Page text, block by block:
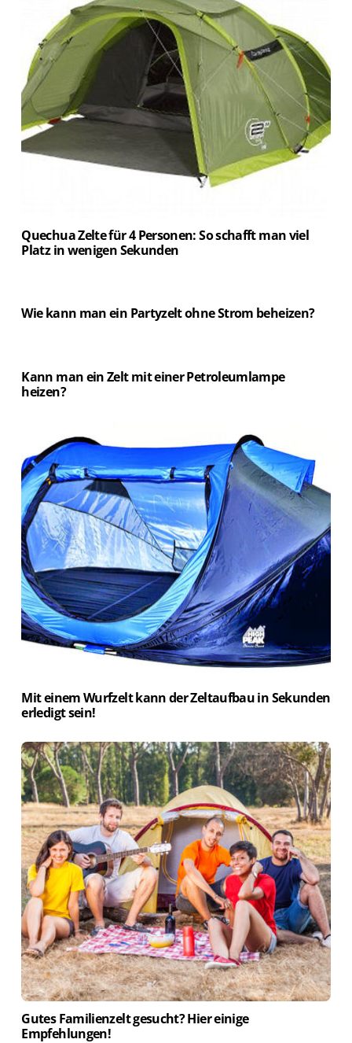
Quechua Zelte für 4 Personen: So schafft man viel
Platz in wenigen Sekunden
Wie kann man ein Partyzelt ohne Strom beheizen?
Kann man ein Zelt mit einer Petroleumlampe
heizen?
Mit einem Wurfzelt kann der Zeltaufbau in Sekunden
erledigt sein!
Gutes Familienzelt gesucht? Hier einige
Empfehlungen!